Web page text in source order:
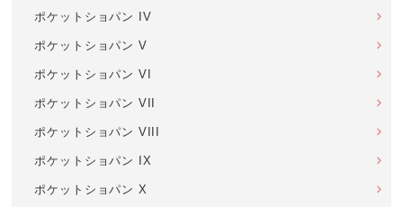
ポケットショパン IV
ポケットショパン V
ポケットショパン VI
ポケットショパン VII
ポケットショパン VIII
ポケットショパン IX
ポケットショパン X